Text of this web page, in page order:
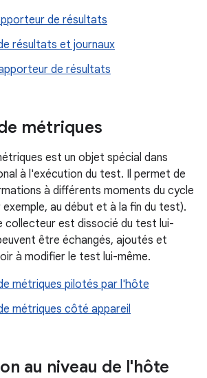
de résultats
résultats et journaux
de résultats
métriques
est un objet spécial dans
à l'exécution du test. Il permet de
à différents moments du cycle
au début et à la fin du test).
collecteur est dissocié du test lui-
être échangés, ajoutés et
à modifier le test lui-même.
métriques pilotés par l'hôte
métriques côté appareil
au niveau de l'hôte